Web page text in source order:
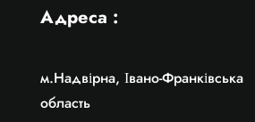
Адреса :
м.Надвірна, Івано-Франківська
область